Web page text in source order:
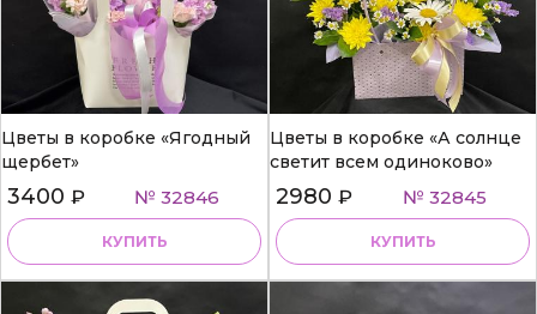
Цветы в коробке «Ягодный
щербет»
3400 ₽ № 32846
КУПИТЬ
Цветы в коробке «А солнце
светит всем одиноково»
2980 ₽ № 32845
КУПИТЬ